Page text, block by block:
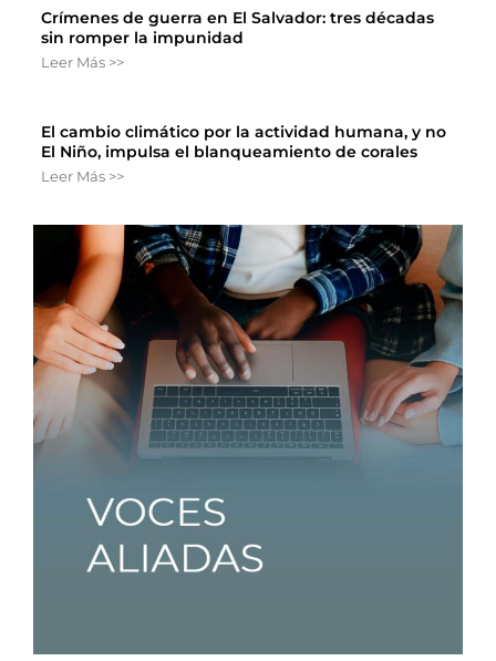
Crímenes de guerra en El Salvador: tres décadas
sin romper la impunidad
Leer Más >>
El cambio climático por la actividad humana, y no
El Niño, impulsa el blanqueamiento de corales
Leer Más >>